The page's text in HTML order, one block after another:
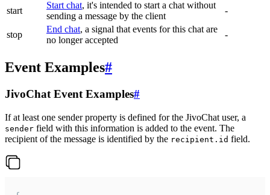
start
Start chat, it's intended to start a chat without
sending a message by the client
-
stop
End chat, a signal that events for this chat are
no longer accepted
-
Event Examples#
JivoChat Event Examples#
If at least one sender property is defined for the JivoChat user, a
sender field with this information is added to the event. The
recipient of the message is identified by the recipient.id field.